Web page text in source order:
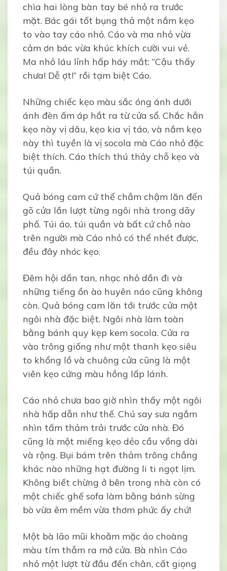
chìa hai lòng bàn tay bé nhỏ ra trước
mặt. Bác gái tốt bụng thả một nắm kẹo
to vào tay cáo nhỏ. Cáo và ma nhỏ vừa
cảm ơn bác vừa khúc khích cười vui vẻ.
Ma nhỏ láu lỉnh hấp háy mắt: “Cậu thấy
chưa! Dễ ợt!” rồi tạm biệt Cáo.
Những chiếc kẹo màu sắc óng ánh dưới
ánh đèn ấm áp hắt ra từ cửa sổ. Chắc hẳn
kẹo này vị dâu, kẹo kia vị táo, và nắm kẹo
này thì tuyền là vị socola mà Cáo nhỏ đặc
biệt thích. Cáo thích thú thảy chỗ kẹo và
túi quần.
Quả bóng cam cứ thế chầm chậm lăn đến
gõ cửa lần lượt từng ngôi nhà trong dãy
phố. Túi áo, túi quần và bất cứ chỗ nào
trên người mà Cáo nhỏ có thể nhét được,
đều đây nhóc kẹo.
Đêm hội dần tan, nhạc nhỏ dần đi và
những tiếng ồn ào huyên náo cũng không
còn. Quả bóng cam lăn tới trước cửa một
ngôi nhà đặc biệt. Ngôi nhà làm toàn
bằng bánh quy kẹp kem socola. Cửa ra
vào trông giống như một thanh kẹo siêu
to khổng lồ và chuông cửa cũng là một
viên kẹo cứng màu hồng lấp lánh.
Cáo nhỏ chưa bao giờ nhìn thấy một ngôi
nhà hấp dẫn như thế. Chú say sưa ngắm
nhìn tấm thảm trải trước cửa nhà. Đó
cũng là một miếng kẹo dẻo cầu vồng dài
và rộng. Bụi bám trên thảm trông chẳng
khác nào những hạt đường li ti ngọt lịm.
Không biết chừng ở bên trong nhà còn có
một chiếc ghế sofa làm bằng bánh sừng
bò vừa êm mềm vừa thơm phức ấy chứ!
Một bà lão mũi khoằm mặc áo choàng
màu tím thẫm ra mở cửa. Bà nhìn Cáo
nhỏ một lượt từ đầu đến chân, cất giọng